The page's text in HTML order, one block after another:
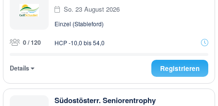
So. 23 August 2026
Einzel (Stableford)
0 / 120 HCP -10,0 bis 54,0
Details Registrieren
Südostösterr. Seniorentrophy